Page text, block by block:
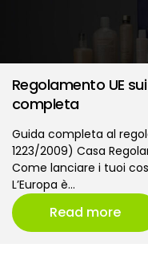
Regolamento UE
completa
Guida completa al
1223/2009) Casa
Come lanciare i tuoi
L’Europa è…
Read more